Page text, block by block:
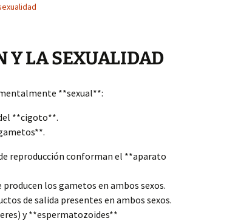
Y LA SEXUALIDAD
**sexual**:
**cigoto**.
reproducción conforman el **aparato
los gametos en ambos sexos.
de salida presentes en ambos sexos.
y **espermatozoides**